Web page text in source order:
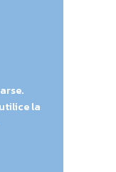
la